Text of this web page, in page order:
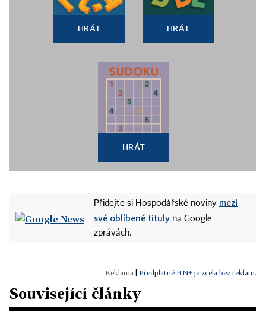
HRÁT HRÁT
HRÁT
Přidejte si Hospodářské noviny mezi
své oblíbené tituly na Google
zprávách.
Předplatné HN+ je zcela bez reklam.
Související články